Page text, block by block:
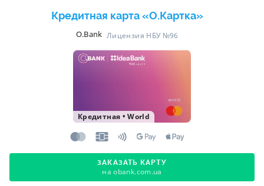
Кредитная карта «O.Картка»
O.Bank Лицензия НБУ №96
Кредитная •World
ЗАКАЗАТЬ КАРТУ
на obank.com.ua